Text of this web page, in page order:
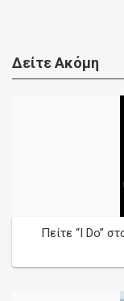
Δείτε Ακόμη
Πείτε “I Do”